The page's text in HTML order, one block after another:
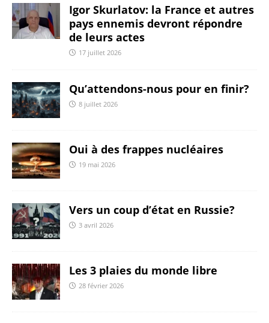
Igor Skurlatov: la France et autres
pays ennemis devront répondre
de leurs actes
17 juillet 2026
Qu’attendons-nous pour en finir?
8 juillet 2026
Oui à des frappes nucléaires
19 mai 2026
Vers un coup d’état en Russie?
3 avril 2026
Les 3 plaies du monde libre
28 février 2026